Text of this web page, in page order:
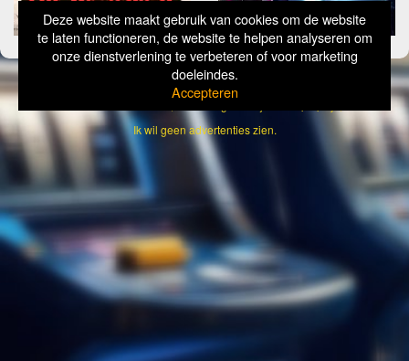
Deze website maakt gebruik van cookies om de website
te laten functioneren, de website te helpen analyseren om
onze dienstverlening te verbeteren of voor marketing
doeleindes.
Accepteren
CopyrightSimply Wild 2026
Verantwoord Gokken Info, Wat kost gokken jou? Stop op tijd, 18+
Ik wil geen advertenties zien.